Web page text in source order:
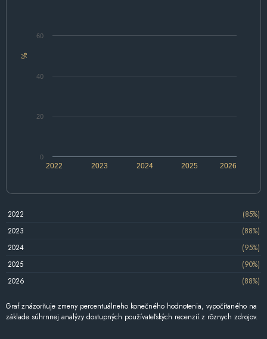
%
2022 2024 2026
2023 2025
0
20
40
60
2022
(85%)
2023
(88%)
2024
(95%)
2025
(90%)
2026
(88%)
Graf znázorňuje zmeny percentuálneho konečného hodnotenia, vypočítaného na
základe súhrnnej analýzy dostupných používateľských recenzií z rôznych zdrojov.